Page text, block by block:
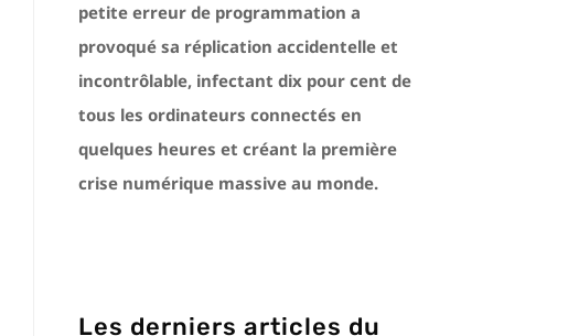
petite erreur de programmation a
provoqué sa réplication accidentelle et
incontrôlable, infectant dix pour cent de
tous les ordinateurs connectés en
quelques heures et créant la première
crise numérique massive au monde.
Les derniers articles du